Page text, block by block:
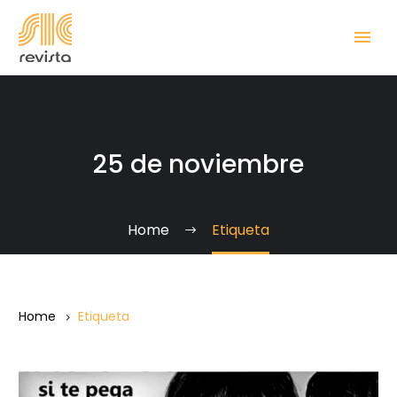
25 de noviembre
Home Etiqueta
Home Etiqueta
Día